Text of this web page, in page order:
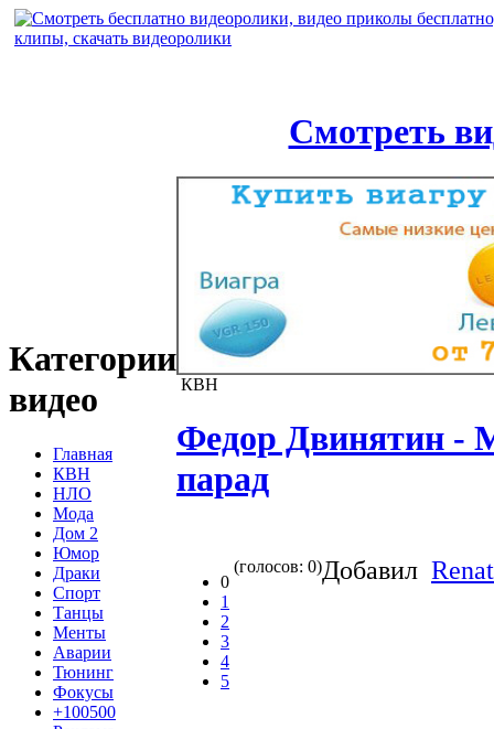
Смотреть
Категории
видео
Главная
КВН
НЛО
Мода
Дом 2
Юмор
Драки
Спорт
Танцы
Менты
Аварии
Тюнинг
Фокусы
+100500
КВН
Федор Двинятин -
парад
0
1
2
3
4
5
(голосов: 0)Добавил